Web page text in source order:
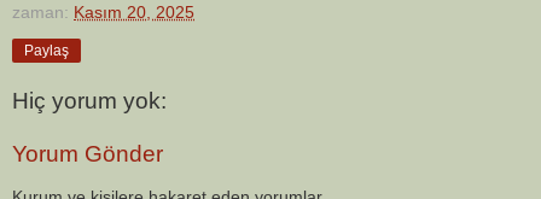
zaman: Kasım 20, 2025
Paylaş
Hiç yorum yok:
Yorum Gönder